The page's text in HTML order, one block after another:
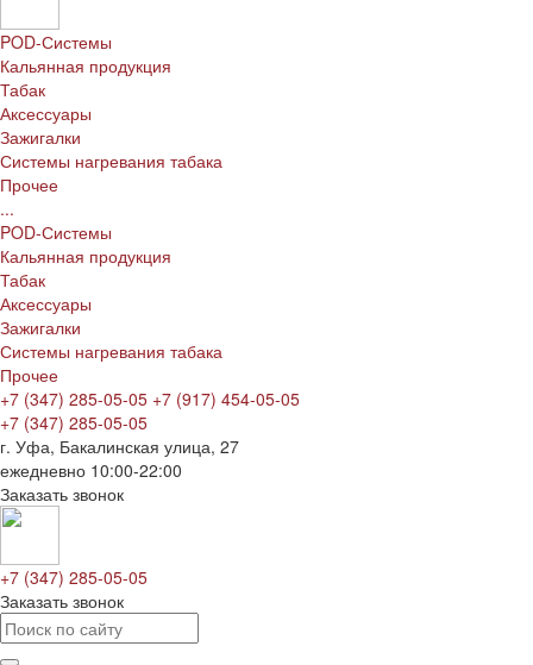
POD-Системы
Кальянная продукция
Табак
Аксессуары
Зажигалки
Системы нагревания табака
Прочее
...
POD-Системы
Кальянная продукция
Табак
Аксессуары
Зажигалки
Системы нагревания табака
Прочее
+7 (347) 285-05-05 +7 (917) 454-05-05
+7 (347) 285-05-05
г. Уфа, Бакалинская улица, 27
ежедневно 10:00-22:00
Заказать звонок
+7 (347) 285-05-05
Заказать звонок